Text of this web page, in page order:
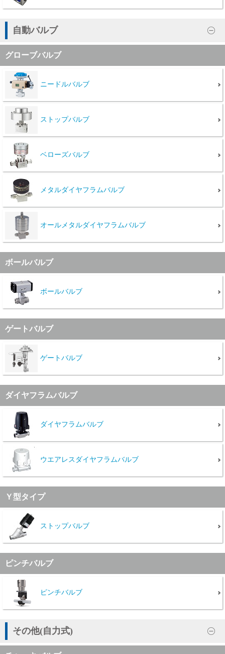
自動バルブ
グローブバルブ
ニードルバルブ
ストップバルブ
ベローズバルブ
メタルダイヤフラムバルブ
オールメタルダイヤフラムバルブ
ボールバルブ
ボールバルブ
ゲートバルブ
ゲートバルブ
ダイヤフラムバルブ
ダイヤフラムバルブ
ウエアレスダイヤフラムバルブ
Ｙ型タイプ
ストップバルブ
ピンチバルブ
ピンチバルブ
その他(自力式)